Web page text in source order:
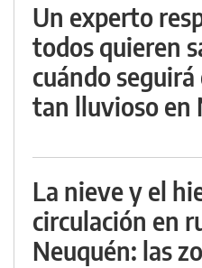
Un experto
todos quieren
cuándo
tan lluvioso en
La nieve y el
circulación en
Neuquén: las